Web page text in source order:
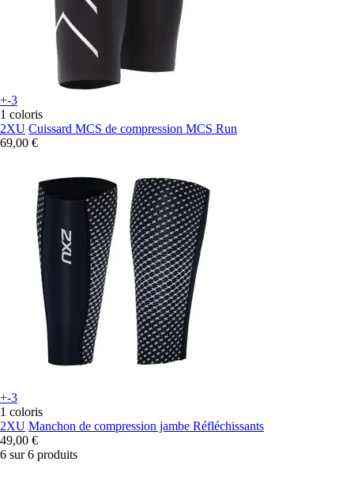
+-3
1 coloris
2XU Cuissard MCS de compression MCS Run
69,00 €
+-3
1 coloris
2XU Manchon de compression jambe Réfléchissants
49,00 €
6 sur 6 produits